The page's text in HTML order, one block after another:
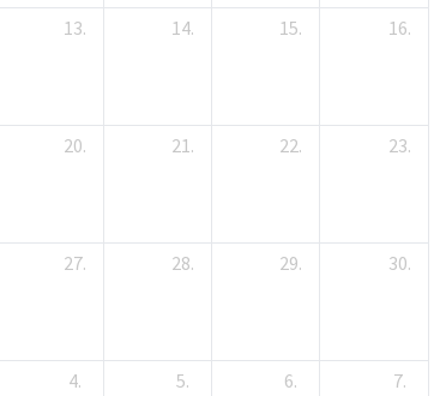
13. 14. 15. 16.
20. 21. 22. 23.
27. 28. 29. 30.
4. 5. 6. 7.